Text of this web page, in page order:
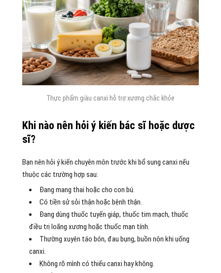
Thực phẩm giàu canxi hỗ trợ xương chắc khỏe
Khi nào nên hỏi ý kiến bác sĩ hoặc dược
sĩ?
Bạn nên hỏi ý kiến chuyên môn trước khi bổ sung canxi nếu
thuộc các trường hợp sau:
Đang mang thai hoặc cho con bú.
Có tiền sử sỏi thận hoặc bệnh thận.
Đang dùng thuốc tuyến giáp, thuốc tim mạch, thuốc
điều trị loãng xương hoặc thuốc mạn tính.
Thường xuyên táo bón, đau bụng, buồn nôn khi uống
canxi.
Không rõ mình có thiếu canxi hay không.